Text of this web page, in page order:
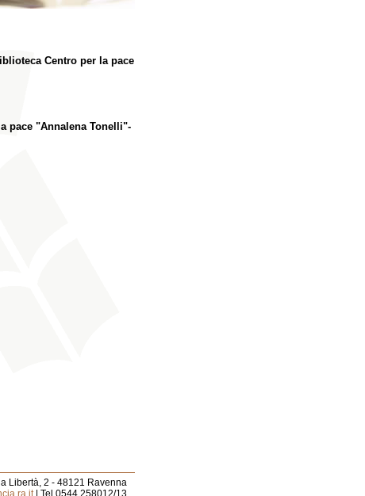
Centro per la pace
pace "Annalena Tonelli"-
Libertà, 2 - 48121 Ravenna
| Tel 0544.258012/13